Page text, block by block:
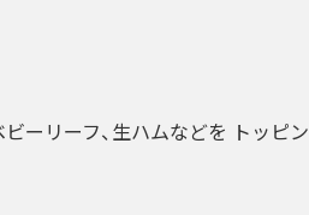
ーリーフ、生ハムなどを トッピン